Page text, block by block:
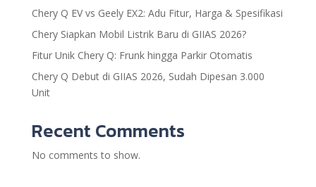
Chery Q EV vs Geely EX2: Adu Fitur, Harga & Spesifikasi
Chery Siapkan Mobil Listrik Baru di GIIAS 2026?
Fitur Unik Chery Q: Frunk hingga Parkir Otomatis
Chery Q Debut di GIIAS 2026, Sudah Dipesan 3.000
Unit
Recent Comments
No comments to show.